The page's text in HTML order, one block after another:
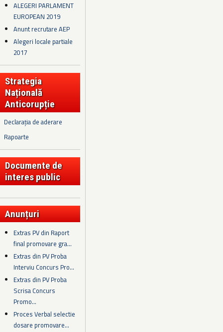
ALEGERI PARLAMENT
EUROPEAN 2019
Anunt recrutare AEP
Alegeri locale partiale
2017
Strategia
Națională
Anticorupție
Declarația de aderare
Rapoarte
Documente de
interes public
Anunțuri
Extras PV din Raport
final promovare gra...
Extras din PV Proba
Interviu Concurs Pro...
Extras din PV Proba
Scrisa Concurs
Promo...
Proces Verbal selectie
dosare promovare...